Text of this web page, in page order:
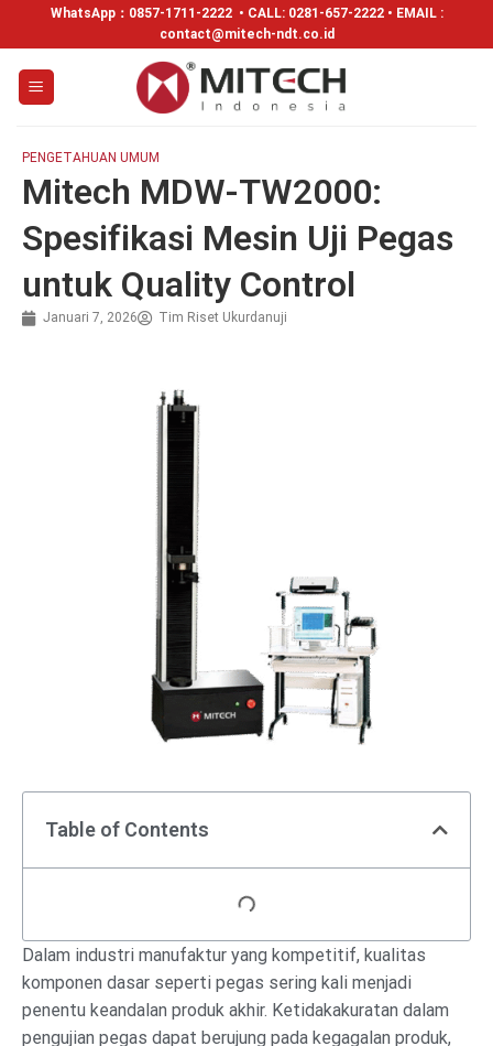
WhatsApp： 0857-1711-2222 • CALL: 0281-657-2222 • EMAIL :
contact@mitech-ndt.co.id
PENGETAHUAN UMUM
Mitech MDW-TW2000:
Spesifikasi Mesin Uji Pegas
untuk Quality Control
Januari 7, 2026 Tim Riset Ukurdanuji
Table of Contents
Dalam industri manufaktur yang kompetitif, kualitas
komponen dasar seperti pegas sering kali menjadi
penentu keandalan produk akhir. Ketidakakuratan dalam
pengujian pegas dapat berujung pada kegagalan produk,